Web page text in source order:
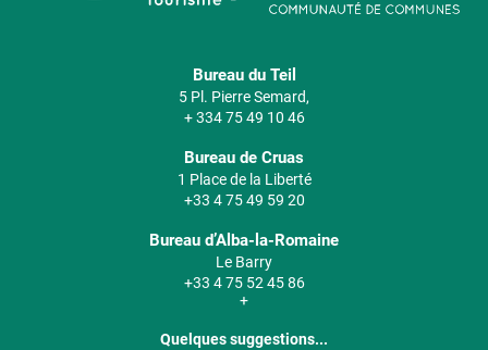
Bureau du Teil
5 Pl. Pierre Semard,
+ 334 75 49 10 46
Bureau de Cruas
1 Place de la Liberté
+33 4 75 49 59 20
Bureau d’Alba-la-Romaine
Le Barry
+33 4 75 52 45 86
+
Quelques suggestions...